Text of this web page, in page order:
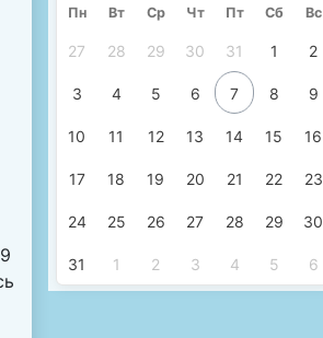
Пн Вт Ср Чт Пт Сб Вс
27 28 29 30 31 1 2
3 4 5 6 7 8 9
10 11 12 13 14 15 16
17 18 19 20 21 22 23
24 25 26 27 28 29 30
31 1 2 3 4 5 6